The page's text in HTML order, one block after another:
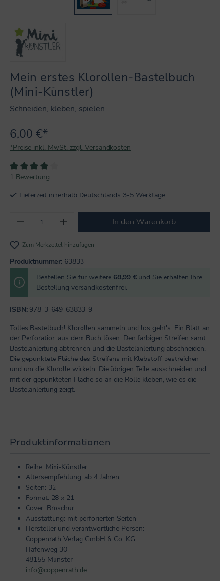
Mein erstes Klorollen-Bastelbuch
(Mini-Künstler)
Schneiden, kleben, spielen
6,00 €*
*Preise inkl. MwSt. zzgl. Versandkosten
Durchschnittliche Bewertung von 4 von 5 Sternen
1 Bewertung
Lieferzeit innerhalb Deutschlands 3-5 Werktage
Produkt Anzahl: Gib den gewünschten
In den Warenkorb
Zum Merkzettel hinzufügen
Produktnummer: 63833
Bestellen Sie für weitere 68,99 € und Sie erhalten Ihre
Bestellung versandkostenfrei.
ISBN: 978-3-649-63833-9
Tolles Bastelbuch! Klorollen sammeln und los geht's: Ein Blatt an
der Perforation aus dem Buch lösen. Den farbigen Streifen samt
Bastelanleitung abtrennen und die Bastelanleitung abschneiden.
Die gepunktete Fläche des Streifens mit Klebstoff bestreichen
und um die Klorolle wickeln. Die übrigen Teile ausschneiden und
mit der gepunkteten Fläche so an die Rolle kleben, wie es die
Bastelanleitung zeigt.
Produktinformationen
Reihe: Mini-Künstler
Altersempfehlung: ab 4 Jahren
Seiten: 32
Format: 28 x 21
Cover: Broschur
Ausstattung: mit perforierten Seiten
Hersteller und verantwortliche Person:
Coppenrath Verlag GmbH & Co. KG
Hafenweg 30
48155 Münster
info@coppenrath.de